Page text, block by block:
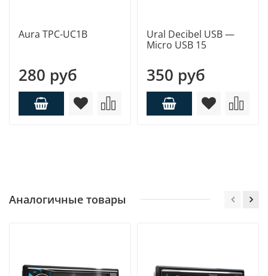
Aura TPC-UC1B
280 руб
Ural Decibel USB —
Micro USB 15
350 руб
Аналогичные товары